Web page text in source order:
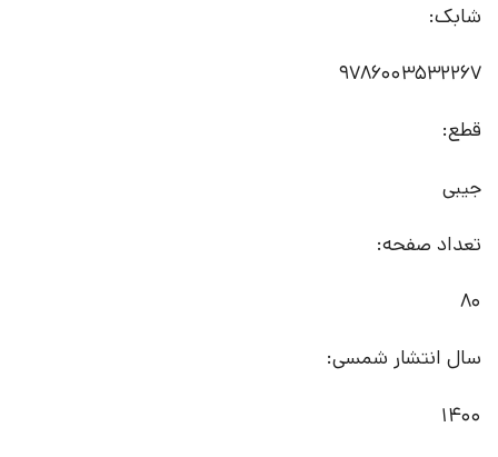
شابک:
9786003532267
قطع:
جیبی
تعداد صفحه:
80
سال انتشار شمسی:
1400